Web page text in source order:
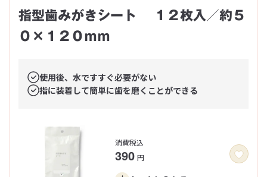
指型歯みがきシート １２枚入／約５
０×１２０ｍｍ
使用後、水ですすぐ必要がない
指に装着して簡単に歯を磨くことができる
消費税込
390 円